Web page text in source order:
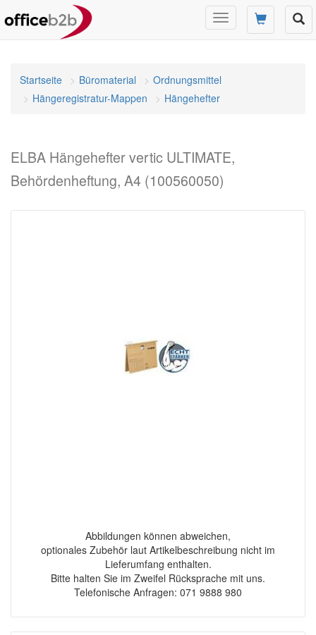
Navigation
umschalten
Startseite Büromaterial
Ordnungsmittel
Hängeregistratur-Mappen
Hängehefter
ELBA Hängehefter vertic ULTIMATE,
Behördenheftung, A4 (100560050)
Abbildungen können abweichen,
optionales Zubehör laut Artikelbeschreibung nicht im
Lieferumfang enthalten.
Bitte halten Sie im Zweifel Rücksprache mit uns.
Telefonische Anfragen: 071 9888 980